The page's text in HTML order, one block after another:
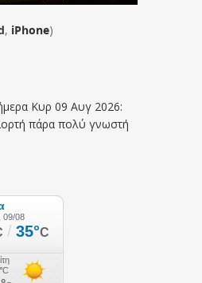
, iPhone)
Κυρ 09 Αυγ 2026:
πάρα πολύ γνωστή